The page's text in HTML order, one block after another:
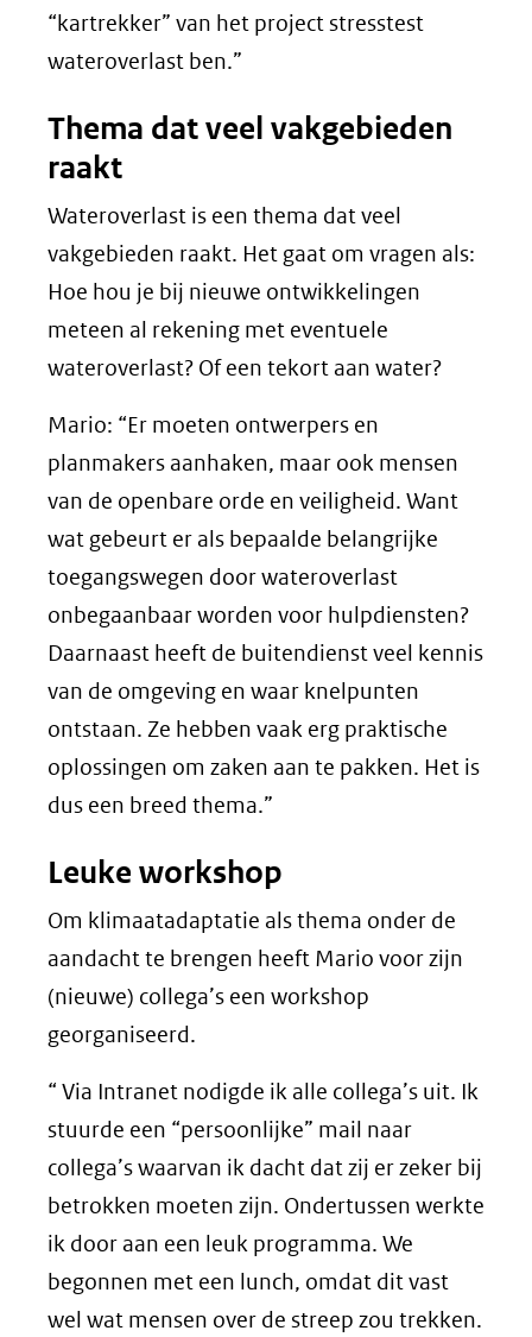
“kartrekker” van het project stresstest
wateroverlast ben.”
Thema dat veel vakgebieden
raakt
Wateroverlast is een thema dat veel
vakgebieden raakt. Het gaat om vragen als:
Hoe hou je bij nieuwe ontwikkelingen
meteen al rekening met eventuele
wateroverlast? Of een tekort aan water?
Mario: “Er moeten ontwerpers en
planmakers aanhaken, maar ook mensen
van de openbare orde en veiligheid. Want
wat gebeurt er als bepaalde belangrijke
toegangswegen door wateroverlast
onbegaanbaar worden voor hulpdiensten?
Daarnaast heeft de buitendienst veel kennis
van de omgeving en waar knelpunten
ontstaan. Ze hebben vaak erg praktische
oplossingen om zaken aan te pakken. Het is
dus een breed thema.”
Leuke workshop
Om klimaatadaptatie als thema onder de
aandacht te brengen heeft Mario voor zijn
(nieuwe) collega’s een workshop
georganiseerd.
“ Via Intranet nodigde ik alle collega’s uit. Ik
stuurde een “persoonlijke” mail naar
collega’s waarvan ik dacht dat zij er zeker bij
betrokken moeten zijn. Ondertussen werkte
ik door aan een leuk programma. We
begonnen met een lunch, omdat dit vast
wel wat mensen over de streep zou trekken.